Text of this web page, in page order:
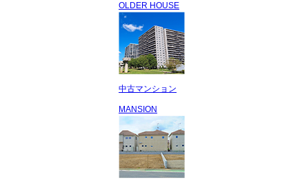
OLDER HOUSE
中古マンション
MANSION